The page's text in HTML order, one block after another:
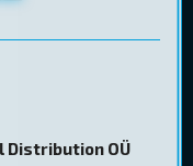
Distribution OÜ